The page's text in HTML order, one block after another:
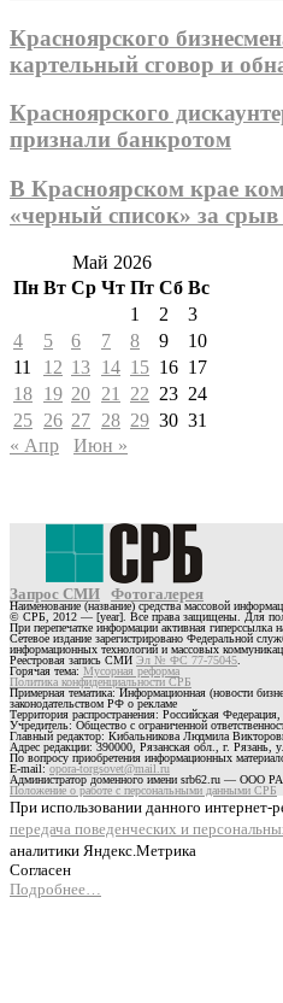
Красноярского
картельный сговор и
Красноярского
признали банкротом
В Красноярском крае
«черный список» за
Май 2026
Пн Вт Ср Чт Пт Сб Вс
1
2
3
4
5 6 7 8 9
10
11
12 13 14 15 16 17
18 19 20 21 22 23 24
25 26 27 28 29 30 31
« Апр
Июн »
Запрос СМИ Фотогалерея
Наименование (название) средства массовой
© СРБ, 2012 — [year]. Все права защищены. Для
При перепечатке информации активная гиперссылка
Сетевое издание зарегистрировано Федеральной
информационных технологий и массовых
Реестровая запись СМИ Эл № ФС 77-75045
Горячая тема: Мусорная реформа
Политика конфиденциальности СРБ
Примерная тематика: Информационная (новости
законодательством РФ о рекламе
Территория распространения: Российская
Учредитель: Общество с ограниченной
Главный редактор: Кибальникова Людмила
Адрес редакции: 390000, Рязанская обл., г.
По вопросу приобретения информационных
E-mail:opora-torgsovet@mail.ru
Администратор доменного имени srb62.ru — ООО РА
Положение о работе с персональными данными СРБ
При использовании данного интернет-
передача поведенческих и
аналитики Яндекс.Метрика
Согласен
Подробнее…